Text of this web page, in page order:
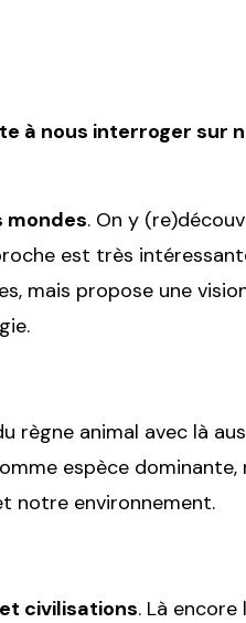
à nous interroger sur
mondes. On y
est très
mais propose une
règne animal avec là
espèce
notre environnement.
civilisations. Là encore